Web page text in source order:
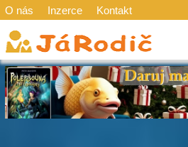
O nás Inzerce Kontakt